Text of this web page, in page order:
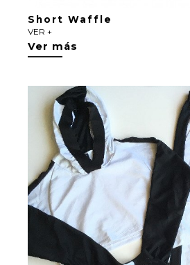
Short Waffle
VER +
Ver más